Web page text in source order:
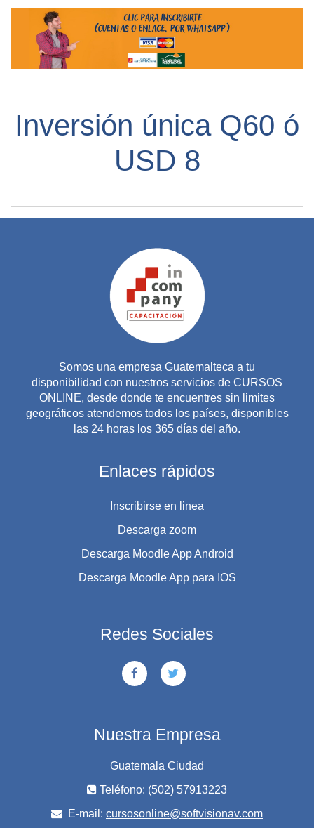
Inversión única Q60 ó
USD 8
Somos una empresa Guatemalteca a tu
disponibilidad con nuestros servicios de CURSOS
ONLINE, desde donde te encuentres sin limites
geográficos atendemos todos los países, disponibles
las 24 horas los 365 días del año.
Enlaces rápidos
Inscribirse en linea
Descarga zoom
Descarga Moodle App Android
Descarga Moodle App para IOS
Redes Sociales
Nuestra Empresa
Guatemala Ciudad
Teléfono: (502) 57913223
E-mail: cursosonline@softvisionav.com